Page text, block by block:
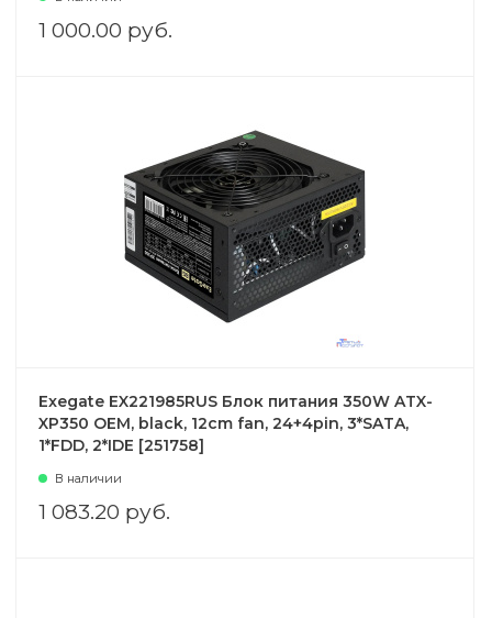
1 000.00 руб.
Exegate EX221985RUS Блок питания 350W ATX-
XP350 OEM, black, 12cm fan, 24+4pin, 3*SATA,
1*FDD, 2*IDE [251758]
В наличии
1 083.20 руб.